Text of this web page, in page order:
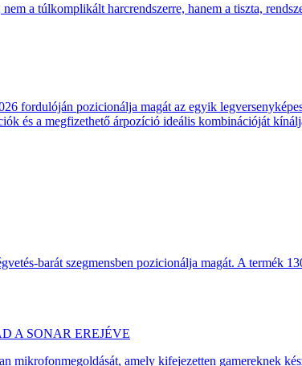
a túlkomplikált harcrendszerre, hanem a tiszta,
pozicionálja magát az egyik
és a megfizethető árpozíció ideális kombinációját
barát szegmensben pozicionálja magát. A termék
A SONAR EREJÉVE
mikrofonmegoldását, amely kifejezetten gamereknek